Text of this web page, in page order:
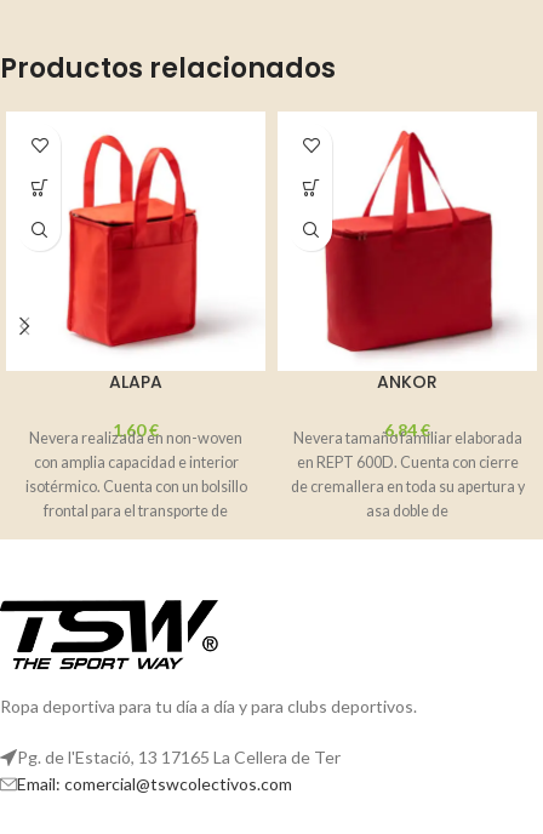
Productos relacionados
ALAPA
1,60€
Nevera realizada en non-woven
con amplia capacidad e interior
isotérmico. Cuenta con un bolsillo
frontal para el transporte de
elementos
ANKOR
6,84€
Nevera tamaño familiar elaborada
en REPT 600D. Cuenta con cierre
de cremallera en toda su apertura y
asa doble de
Ropa deportiva para tu día a día y para clubs deportivos.
Pg. de l'Estació, 13 17165 La Cellera de Ter
Email: comercial@tswcolectivos.com